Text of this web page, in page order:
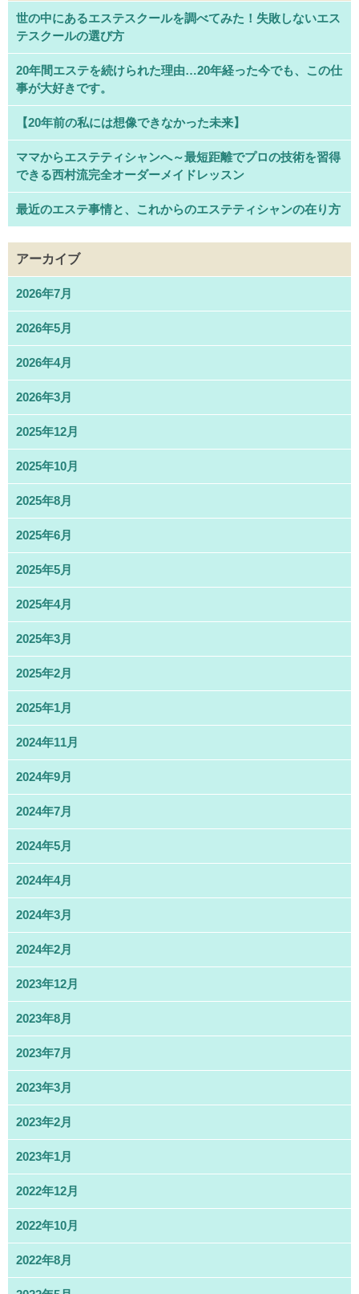
世の中にあるエステスクールを調べてみた！失敗しないエス
テスクールの選び方
20年間エステを続けられた理由…20年経った今でも、この仕
事が大好きです。
【20年前の私には想像できなかった未来】
ママからエステティシャンへ～最短距離でプロの技術を習得
できる西村流完全オーダーメイドレッスン
最近のエステ事情と、これからのエステティシャンの在り方
アーカイブ
2026年7月
2026年5月
2026年4月
2026年3月
2025年12月
2025年10月
2025年8月
2025年6月
2025年5月
2025年4月
2025年3月
2025年2月
2025年1月
2024年11月
2024年9月
2024年7月
2024年5月
2024年4月
2024年3月
2024年2月
2023年12月
2023年8月
2023年7月
2023年3月
2023年2月
2023年1月
2022年12月
2022年10月
2022年8月